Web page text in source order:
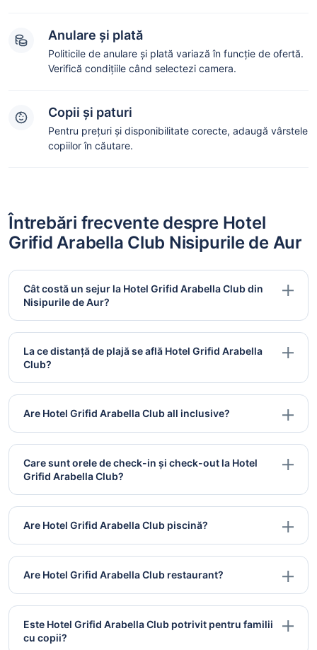
Anulare și plată
Politicile de anulare și plată variază în funcție de ofertă.
Verifică condițiile când selectezi camera.
Copii și paturi
Pentru prețuri și disponibilitate corecte, adaugă vârstele
copiilor în căutare.
Întrebări frecvente despre Hotel
Grifid Arabella Club Nisipurile de Aur
Cât costă un sejur la Hotel Grifid Arabella Club din
Nisipurile de Aur?
La ce distanță de plajă se află Hotel Grifid Arabella
Club?
Are Hotel Grifid Arabella Club all inclusive?
Care sunt orele de check-in și check-out la Hotel
Grifid Arabella Club?
Are Hotel Grifid Arabella Club piscină?
Are Hotel Grifid Arabella Club restaurant?
Este Hotel Grifid Arabella Club potrivit pentru familii
cu copii?